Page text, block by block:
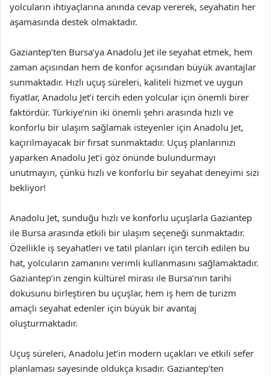
yolcuların ihtiyaçlarına anında cevap vererek, seyahatin her
aşamasında destek olmaktadır.
Gaziantep’ten Bursa’ya Anadolu Jet ile seyahat etmek, hem
zaman açısından hem de konfor açısından büyük avantajlar
sunmaktadır. Hızlı uçuş süreleri, kaliteli hizmet ve uygun
fiyatlar, Anadolu Jet’i tercih eden yolcular için önemli birer
faktördür. Türkiye’nin iki önemli şehri arasında hızlı ve
konforlu bir ulaşım sağlamak isteyenler için Anadolu Jet,
kaçırılmayacak bir fırsat sunmaktadır. Uçuş planlarınızı
yaparken Anadolu Jet’i göz önünde bulundurmayı
unutmayın, çünkü hızlı ve konforlu bir seyahat deneyimi sizi
bekliyor!
Anadolu Jet, sunduğu hızlı ve konforlu uçuşlarla Gaziantep
ile Bursa arasında etkili bir ulaşım seçeneği sunmaktadır.
Özellikle iş seyahatleri ve tatil planları için tercih edilen bu
hat, yolcuların zamanını verimli kullanmasını sağlamaktadır.
Gaziantep’in zengin kültürel mirası ile Bursa’nın tarihi
dokusunu birleştiren bu uçuşlar, hem iş hem de turizm
amaçlı seyahat edenler için büyük bir avantaj
oluşturmaktadır.
Uçuş süreleri, Anadolu Jet’in modern uçakları ve etkili sefer
planlaması sayesinde oldukça kısadır. Gaziantep’ten